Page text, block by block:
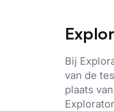
Bij
van de
plaats